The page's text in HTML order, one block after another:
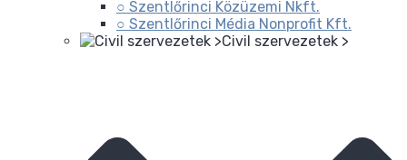
○ Szentlőrinci Közüzemi Nkft.
○ Szentlőrinci Média Nonprofit Kft.
Civil szervezetek >